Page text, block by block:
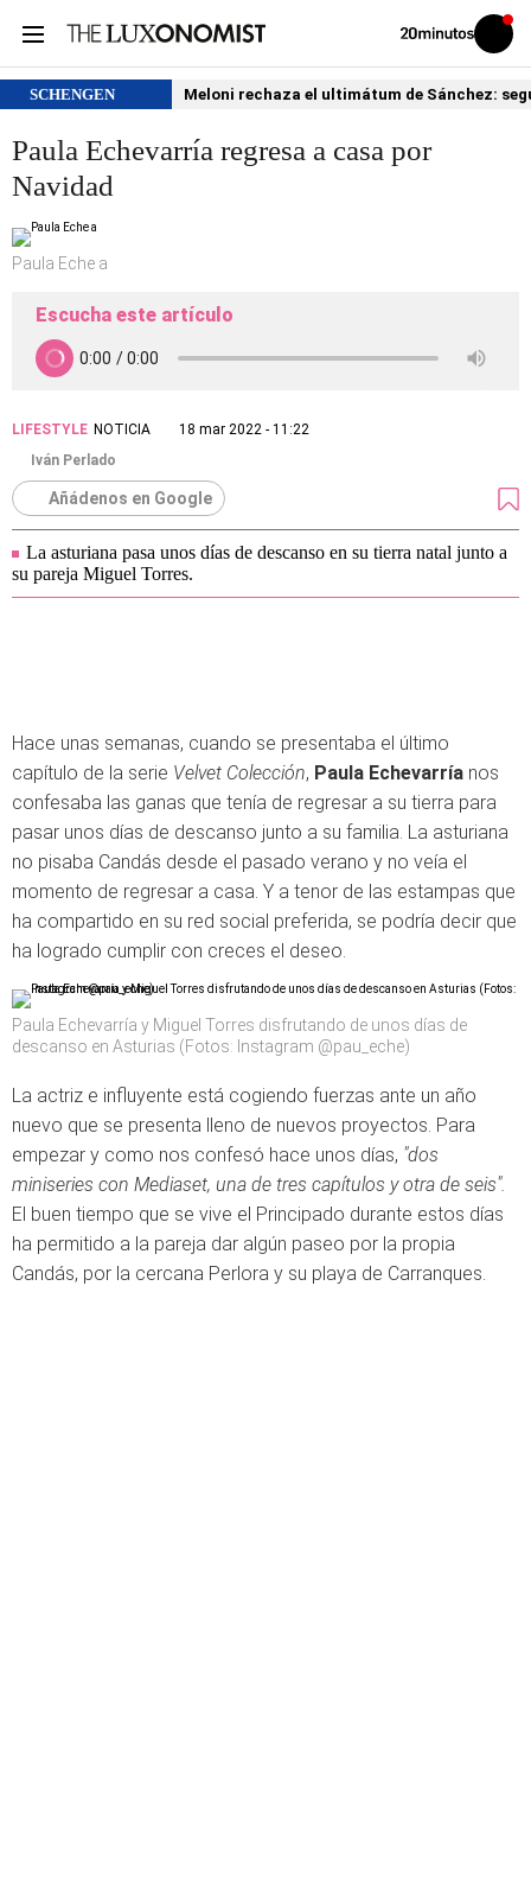
Volver
Iniciar
sesión
SCHENGEN Meloni rechaza el ultimátum de Sánchez:
Paula Echevarría regresa a casa por
Navidad
Paula Eche a
Escucha este artículo
LIFESTYLE NOTICIA
18 mar 2022 - 11:22
Iván Perlado
Añádenos en Google
La asturiana pasa unos días de descanso en su tierra natal junto a
su pareja Miguel Torres.
Hace unas semanas, cuando se presentaba el último
capítulo de la serie Velvet Colección, Paula Echevarría nos
confesaba las ganas que tenía de regresar a su tierra para
pasar unos días de descanso junto a su familia. La asturiana
no pisaba Candás desde el pasado verano y no veía el
momento de regresar a casa. Y a tenor de las estampas que
ha compartido en su red social preferida, se podría decir que
ha logrado cumplir con creces el deseo.
Paula Echevarría y Miguel Torres disfrutando de unos días de
descanso en Asturias (Fotos: Instagram @pau_eche)
La actriz e influyente está cogiendo fuerzas ante un año
nuevo que se presenta lleno de nuevos proyectos. Para
empezar y como nos confesó hace unos días, "dos
miniseries con Mediaset, una de tres capítulos y otra de seis".
El buen tiempo que se vive el Principado durante estos días
ha permitido a la pareja dar algún paseo por la propia
Candás, por la cercana Perlora y su playa de Carranques.